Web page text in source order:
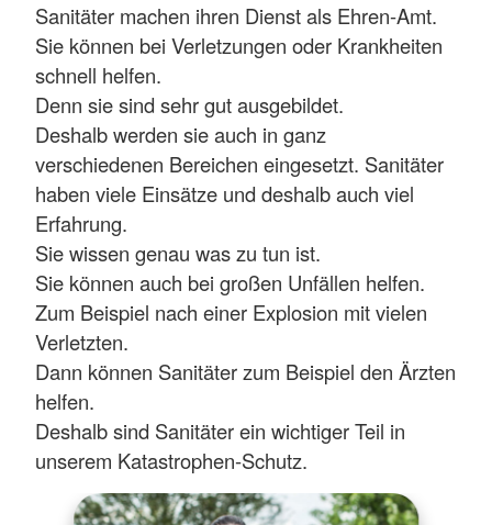
Sanitäter machen ihren Dienst als Ehren-Amt.
Sie können bei Verletzungen oder Krankheiten
schnell helfen.
Denn sie sind sehr gut ausgebildet.
Deshalb werden sie auch in ganz
verschiedenen Bereichen eingesetzt. Sanitäter
haben viele Einsätze und deshalb auch viel
Erfahrung.
Sie wissen genau was zu tun ist.
Sie können auch bei großen Unfällen helfen.
Zum Beispiel nach einer Explosion mit vielen
Verletzten.
Dann können Sanitäter zum Beispiel den Ärzten
helfen.
Deshalb sind Sanitäter ein wichtiger Teil in
unserem Katastrophen-Schutz.